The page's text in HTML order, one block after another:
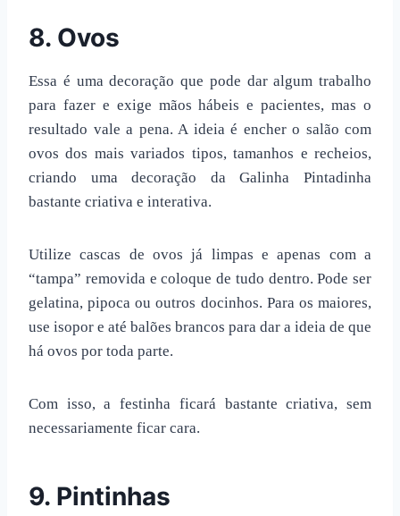
8. Ovos
Essa é uma decoração que pode dar algum trabalho
para fazer e exige mãos hábeis e pacientes, mas o
resultado vale a pena. A ideia é encher o salão com
ovos dos mais variados tipos, tamanhos e recheios,
criando umadecoração da Galinha Pintadinha
bastante criativa e interativa.
Utilize cascas de ovos já limpas e apenas com a
“tampa” removida e coloque de tudo dentro. Pode ser
gelatina, pipoca ou outros docinhos. Para os maiores,
use isopor e até balões brancos para dar a ideia de que
há ovos por toda parte.
Com isso, a festinha ficará bastante criativa, sem
necessariamente ficar cara.
9. Pintinhas